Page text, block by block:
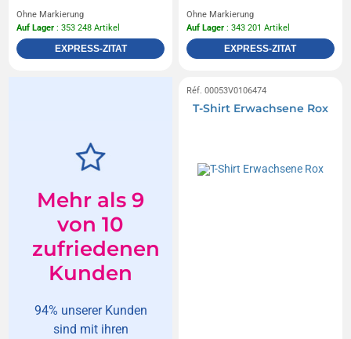
Ohne Markierung
Auf Lager : 353 248 Artikel
EXPRESS-ZITAT
Ohne Markierung
Auf Lager : 343 201 Artikel
EXPRESS-ZITAT
Mehr als 9
von 10
zufriedenen
Kunden
94% unserer Kunden
sind mit ihren
Réf. 00053V0106474
T-Shirt Erwachsene Rox